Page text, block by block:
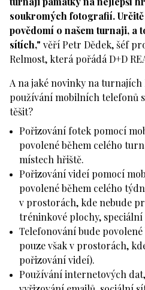
soukromých fotografií. Určitě
povědomí o našem turnaji, a
sítích," věří Petr Dědek, šéf
Relmost, která pořádá D+D
A na jaké novinky na
používání mobilních telefonů
těšit?
Pořizování fotek pomocí
povolené během celého
místech hřiště.
Pořizování videí pomocí
povolené během celého
v prostorách, kde nebude
tréninkové plochy,
Telefonování bude
pouze však v prostorách,
pořizování videí).
Používání internetových